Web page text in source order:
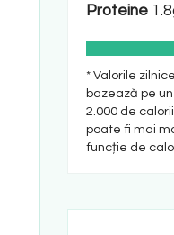
Proteine 1.8
* Valorile
bazează pe
2.000 de
poate fi mai
funcție de